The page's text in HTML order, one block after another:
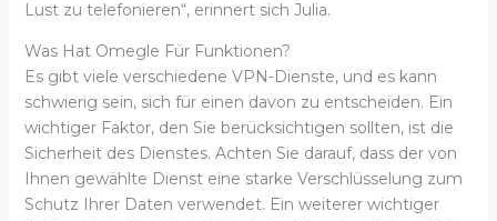
Lust zu telefonieren“, erinnert sich Julia.
Was Hat Omegle Für Funktionen?
Es gibt viele verschiedene VPN-Dienste, und es kann
schwierig sein, sich für einen davon zu entscheiden. Ein
wichtiger Faktor, den Sie berücksichtigen sollten, ist die
Sicherheit des Dienstes. Achten Sie darauf, dass der von
Ihnen gewählte Dienst eine starke Verschlüsselung zum
Schutz Ihrer Daten verwendet. Ein weiterer wichtiger